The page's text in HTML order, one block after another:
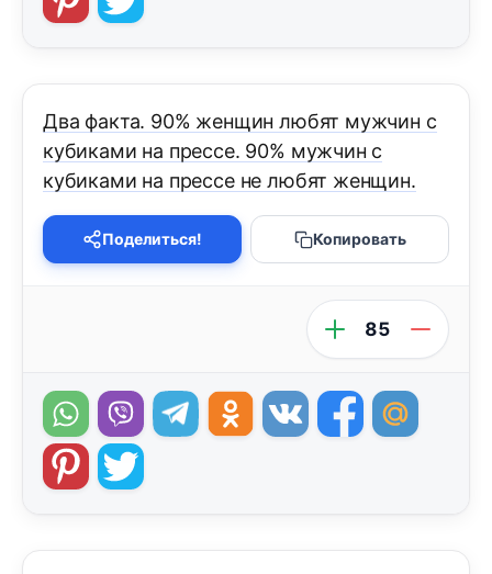
Два факта. 90% женщин любят мужчин с
кубиками на прессе. 90% мужчин с
кубиками на прессе не любят женщин.
Поделиться! Копировать
85